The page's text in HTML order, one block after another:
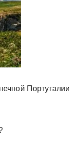
Португалии